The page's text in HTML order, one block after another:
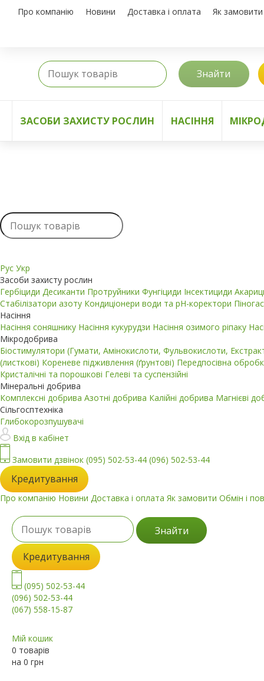
Про компанію Новини Доставка і оплата Як замовити
Знайти
ЗАСОБИ ЗАХИСТУ РОСЛИН НАСІННЯ
Рус Укр
Засоби захисту рослин
Гербіциди Десиканти Протруйники Фунгіциди Інсектициди
Стабілізатори азоту Кондиціонери води та pH-коректори
Насіння
Насіння соняшнику Насіння кукурудзи Насіння озимого ріпаку
Мікродобрива
Біостимулятори (Гумати, Амінокислоти, Фульвокислоти,
(листкові) Кореневе підживлення (ґрунтові) Передпосівна
Кристалічні та порошкові Гелеві та суспензійні
Мінеральні добрива
Комплексні добрива Азотні добрива Калійні добрива Магнієві
Сільгосптехніка
Глибокорозпушувачі
Вхід в кабінет
Замовити дзвінок (095) 502-53-44 (096) 502-53-44
Кредитування
Про компанію Новини Доставка і оплата Як замовити Обмін і
Знайти
Кредитування
(095) 502-53-44
(096) 502-53-44
(067) 558-15-87
Мій кошик
0 товарів
на 0 грн